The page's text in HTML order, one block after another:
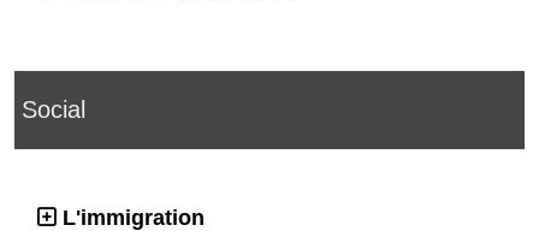
Social
L'immigration